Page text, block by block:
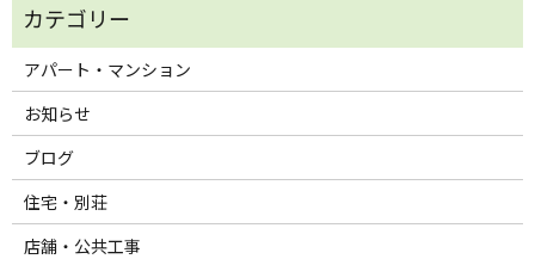
アパート・マンション
お知らせ
ブログ
住宅・別荘
店舗・公共工事